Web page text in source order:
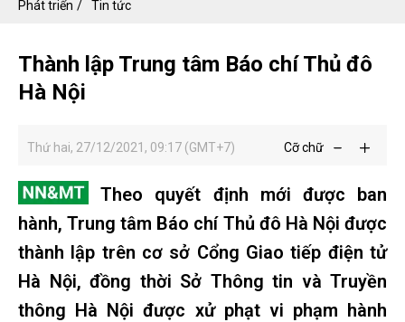
Phát triển Tin tức
Thành lập Trung tâm Báo chí Thủ đô
Hà Nội
Thứ hai, 27/12/2021, 09:17 (GMT+7) Cỡ chữ
Theo quyết định mới được ban
hành, Trung tâm Báo chí Thủ đô Hà Nội được
thành lập trên cơ sở Cổng Giao tiếp điện tử
Hà Nội, đồng thời Sở Thông tin và Truyền
thông Hà Nội được xử phạt vi phạm hành